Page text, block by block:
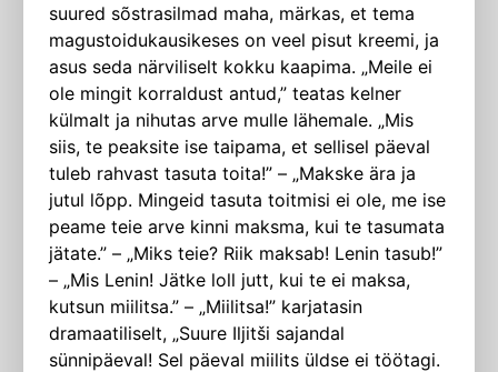
suured sõstrasilmad maha, märkas, et tema
magustoidukausikeses on veel pisut kreemi, ja
asus seda närviliselt kokku kaapima. „Meile ei
ole mingit korraldust antud,” teatas kelner
külmalt ja nihutas arve mulle lähemale. „Mis
siis, te peaksite ise taipama, et sellisel päeval
tuleb rahvast tasuta toita!” – „Makske ära ja
jutul lõpp. Mingeid tasuta toitmisi ei ole, me ise
peame teie arve kinni maksma, kui te tasumata
jätate.” – „Miks teie? Riik maksab! Lenin tasub!”
– „Mis Lenin! Jätke loll jutt, kui te ei maksa,
kutsun miilitsa.” – „Miilitsa!” karjatasin
dramaatiliselt, „Suure Iljitši sajandal
sünnipäeval! Sel päeval miilits üldse ei töötagi.